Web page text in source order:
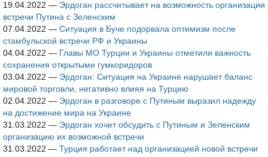
19.04.2022 — Эрдоган рассчитывает на возможность организации
встречи Путина с Зеленским
07.04.2022 — Ситуация в Буче подорвала оптимизм после
стамбульской встречи РФ и Украины
04.04.2022 — Главы МО Турции и Украины отметили важность
сохранения открытыми гумкоридоров
03.04.2022 — Эрдоган: Ситуация на Украине нарушает баланс
мировой торговли, негативно влияя на Турцию
02.04.2022 — Эрдоган в разговоре с Путиным выразил надежду
на достижение мира на Украине
31.03.2022 — Эрдоган хочет обсудить с Путиным и Зеленским
организацию их возможной встречи
31.03.2022 — Турция работает над организацией новой встречи